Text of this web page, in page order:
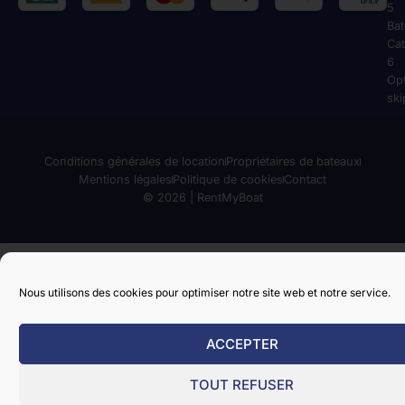
Nous utilisons des cookies pour optimiser notre site web et notre service.
ACCEPTER
TOUT REFUSER
5
6
© 2026 | RentMyBoat
Conditions générales de location Propriétaires de bateaux
Mentions légales Politique de cookies Contact